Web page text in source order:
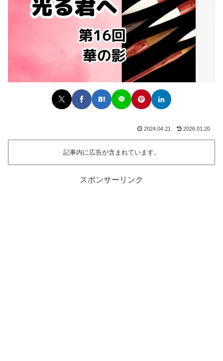
2024.04.21 2026.01.20
記事内に広告が含まれています。
スポンサーリンク